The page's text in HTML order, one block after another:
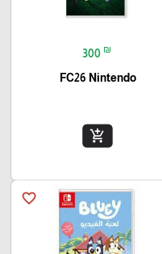
300 ₪
FC26 Nintendo
add_shopping_cart
favorite_border